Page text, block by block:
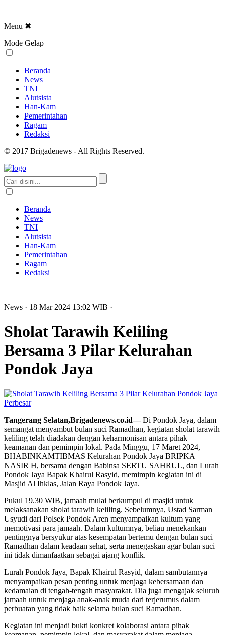
Menu ✖
Mode Gelap
Beranda
News
TNI
Alutsista
Han-Kam
Pemerintahan
Ragam
Redaksi
© 2017 Brigadenews - All Rights Reserved.
Beranda
News
TNI
Alutsista
Han-Kam
Pemerintahan
Ragam
Redaksi
News · 18 Mar 2024 13:02 WIB ·
Sholat Tarawih Keliling
Bersama 3 Pilar Kelurahan
Pondok Jaya
Perbesar
Tangerang Selatan,Brigadenews.co.id—Di Pondok Jaya, dalam
semangat menyambut bulan suci Ramadhan, kegiatan sholat tarawih
keliling telah diadakan dengan keharmonisan antara pihak
keamanan dan pemimpin lokal. Pada Minggu, 17 Maret 2024,
BHABINKAMTIBMAS Kelurahan Pondok Jaya BRIPKA
NASIR H, bersama dengan Babinsa SERTU SAHRUL, dan Lurah
Pondok Jaya Bapak Khairul Rasyid, memimpin kegiatan ini di
Masjid Al Ihklas, Jalan Raya Pondok Jaya.
Pukul 19.30 WIB, jamaah mulai berkumpul di masjid untuk
melaksanakan sholat tarawih keliling. Sebelumnya, Ustad Sarman
Usyudi dari Polsek Pondok Aren menyampaikan kultum yang
memotivasi para jamaah. Dalam kultumnya, beliau menekankan
pentingnya bersyukur atas kesempatan bertemu dengan bulan suci
Ramadhan dalam keadaan sehat, serta menegaskan agar bulan suci
ini tidak dimanfaatkan sebagai ajang konflik.
Lurah Pondok Jaya, Bapak Khairul Rasyid, dalam sambutannya
menyampaikan pesan penting untuk menjaga kebersamaan dan
kedamaian di tengah-tengah masyarakat. Dia juga mengajak seluruh
jamaah untuk menjaga anak-anak muda dari terjerumus dalam
perbuatan yang tidak baik selama bulan suci Ramadhan.
Kegiatan ini menjadi bukti konkret kolaborasi antara pihak